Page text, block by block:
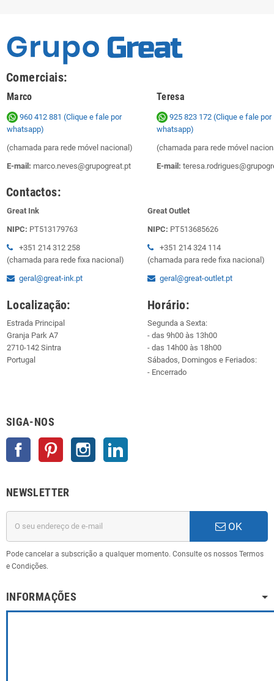
Comerciais:
Marco Teresa
960 412 881 (Clique e fale por
whatsapp)
(chamada para rede móvel nacional)
E-mail: marco.neves@grupogreat.pt
925 823 172 (Clique e fale por
whatsapp)
(chamada para rede móvel
E-mail:
Contactos:
Great Ink
NIPC: PT513179763
+351 214 312 258
(chamada para rede fixa nacional)
geral@great-ink.pt
Great Outlet
NIPC: PT513685626
+351 214 324 114
(chamada para rede fixa nacional)
geral@great-outlet.pt
Localização:
Estrada Principal
Granja Park A7
2710-142 Sintra
Portugal
Horário:
Segunda a Sexta:
- das 9h00 às 13h00
- das 14h00 às 18h00
Sábados, Domingos e Feriados:
- Encerrado
SIGA-NOS
Facebook Pinterest Instagram
NEWSLETTER
OK
Pode cancelar a subscrição a qualquer momento. Consulte os nossos Termos
e Condições.
INFORMAÇÕES